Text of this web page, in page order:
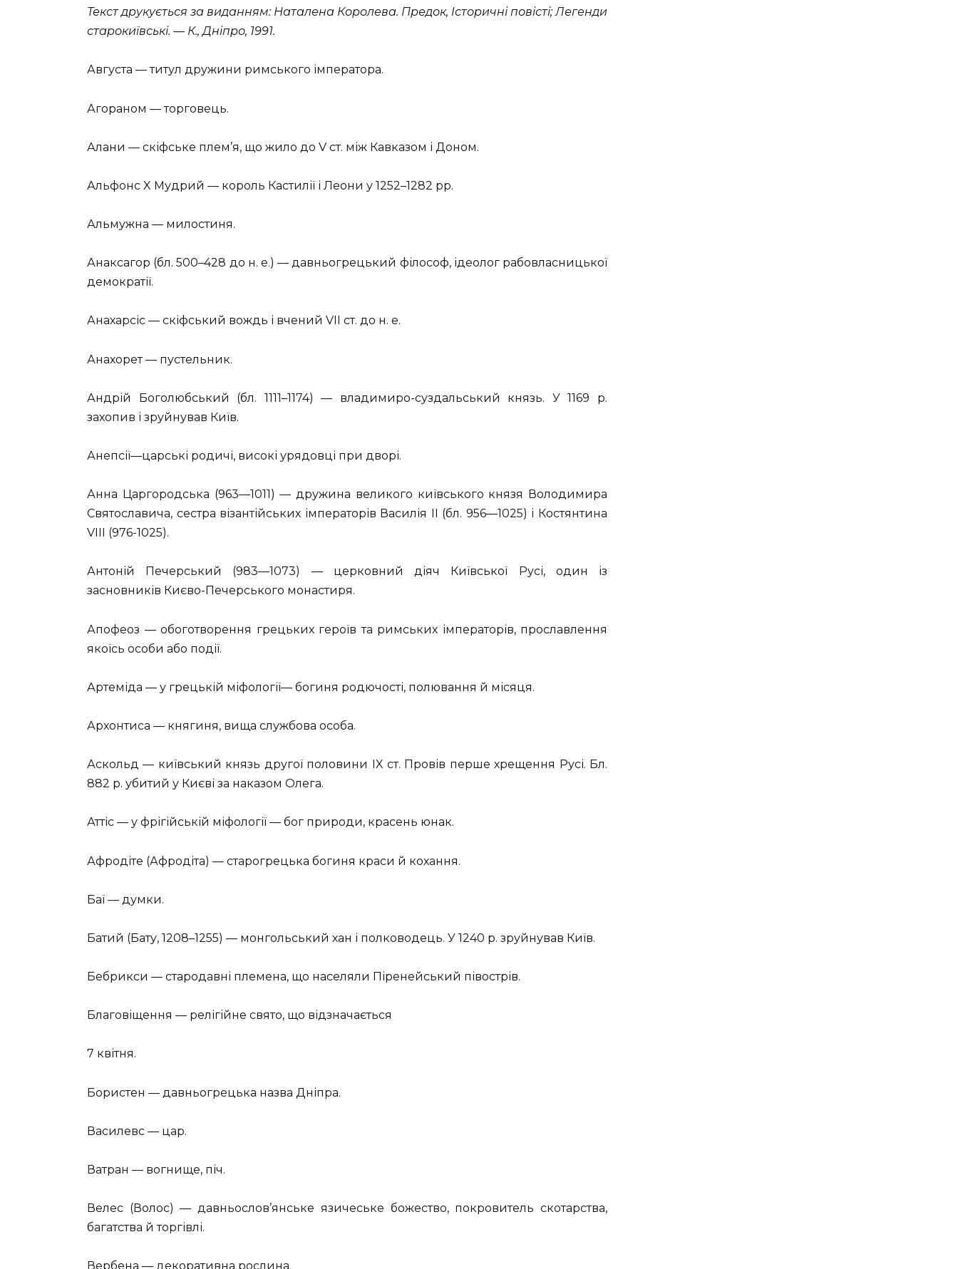
Текст друкується за виданням: Наталена Королева. Предок, Історичні повісті; Легенди
старокиївські. — К., Дніпро, 1991.
Августа — титул дружини римського імператора.
Агораном — торговець.
Алани — скіфське плем’я, що жило до V ст. між Кавказом і Доном.
Альфонс X Мудрий — король Кастилії і Леони у 1252–1282 рр.
Альмужна — милостиня.
Анаксагор (бл. 500–428 до н. е.) — давньогрецький філософ, ідеолог рабовласницької
демократії.
Анахарсіс — скіфський вождь і вчений VII ст. до н. е.
Анахорет — пустельник.
Андрій Боголюбський (бл. 1111–1174) — владимиро-суздальський князь. У 1169 р.
захопив і зруйнував Київ.
Анепсії—царські родичі, високі урядовці при дворі.
Анна Царгородська (963—1011) — дружина великого київського князя Володимира
Святославича, сестра візантійських імператорів Василія II (бл. 956—1025) і Костянтина
VIII (976-1025).
Антоній Печерський (983—1073) — церковний діяч Київської Русі, один із
засновників Києво-Печерського монастиря.
Апофеоз — обоготворення грецьких героїв та римських імператорів, прославлення
якоїсь особи або події.
Артеміда — у грецькій міфології— богиня родючості, полювання й місяця.
Архонтиса — княгиня, вища службова особа.
Аскольд — київський князь другої половини IX ст. Провів перше хрещення Русі. Бл.
882 р. убитий у Києві за наказом Олега.
Аттіс — у фрігійській міфології — бог природи, красень юнак.
Афродіте (Афродіта) — старогрецька богиня краси й кохання.
Баї — думки.
Батий (Бату, 1208–1255) — монгольський хан і полководець. У 1240 р. зруйнував Київ.
Бебрикси — стародавні племена, що населяли Піренейський півострів.
Благовіщення — релігійне свято, що відзначається
7 квітня.
Бористен — давньогрецька назва Дніпра.
Василевс — цар.
Ватран — вогнище, піч.
Велес (Волос) — давньослов’янське язичеське божество, покровитель скотарства,
багатства й торгівлі.
Вербена — декоративна рослина.